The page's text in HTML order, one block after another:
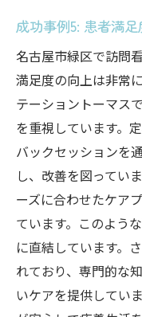
成功事例5: 患者満
名古屋市緑区で訪問
満足度の向上は非常
テーショントーマス
を重視しています。
バックセッションを
し、改善を図ってい
ーズに合わせたケア
ています。このよう
に直結しています。
れており、専門的な
いケアを提供してい